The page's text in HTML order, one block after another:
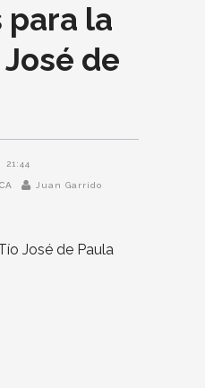
la
de
21:44
Juan Garrido
José de Paula